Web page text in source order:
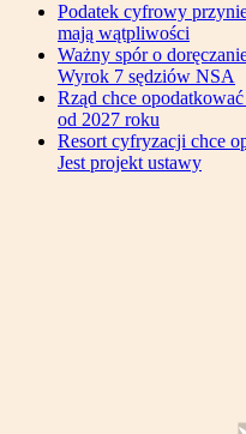
Podatek cyfrowy
mają wątpliwości
Ważny spór o
Wyrok 7 sędziów NSA
Rząd chce
od 2027 roku
Resort cyfryzacji chce
Jest projekt ustawy